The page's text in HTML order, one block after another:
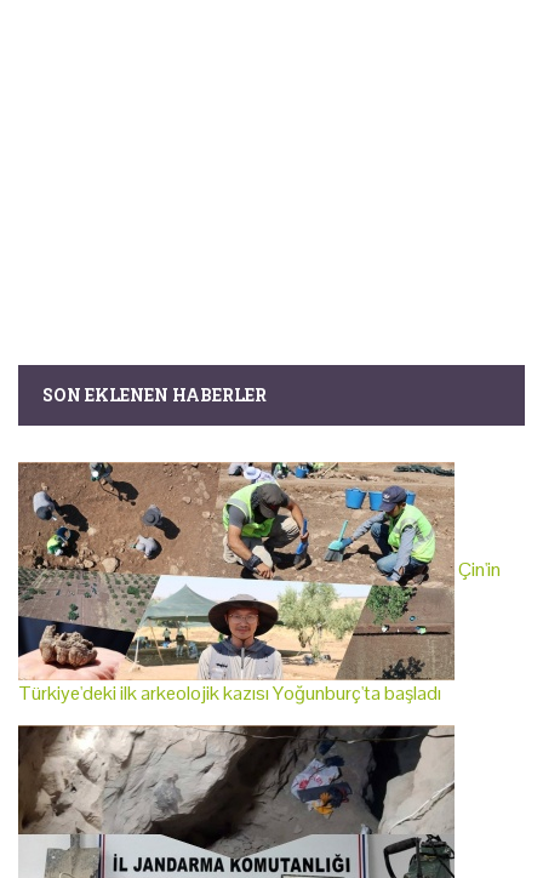
SON EKLENEN HABERLER
Çin'in
Türkiye'deki ilk arkeolojik kazısı Yoğunburç'ta başladı